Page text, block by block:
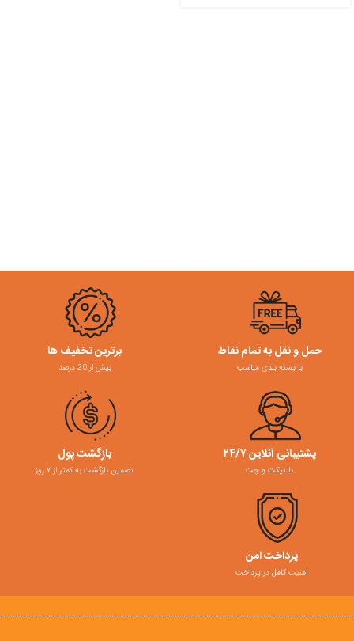
حمل و نقل به تمام نقاط
با بسته بندی مناسب
برترین تخفیف ها
بیش از 20 درصد
پشتیبانی آنلاین ۲۴/۷
با تیکت و چت
بازگشت پول
تضمین بازگشت به کمتر از ۷ روز
پرداخت امن
امنیت کامل در پرداخت